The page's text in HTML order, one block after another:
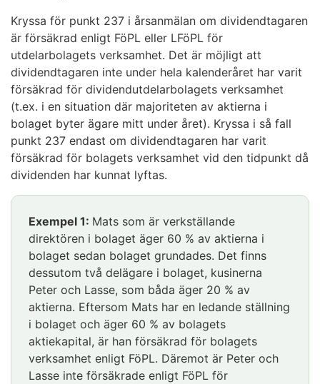
Kryssa för punkt 237 i årsanmälan om dividendtagaren
är försäkrad enligt FöPL eller LFöPL för
utdelarbolagets verksamhet. Det är möjligt att
dividendtagaren inte under hela kalenderåret har varit
försäkrad för dividendutdelarbolagets verksamhet
(t.ex. i en situation där majoriteten av aktierna i
bolaget byter ägare mitt under året). Kryssa i så fall
punkt 237 endast om dividendtagaren har varit
försäkrad för bolagets verksamhet vid den tidpunkt då
dividenden har kunnat lyftas.
Exempel 1: Mats som är verkställande
direktören i bolaget äger 60 % av aktierna i
bolaget sedan bolaget grundades. Det finns
dessutom två delägare i bolaget, kusinerna
Peter och Lasse, som båda äger 20 % av
aktierna. Eftersom Mats har en ledande ställning
i bolaget och äger 60 % av bolagets
aktiekapital, är han försäkrad för bolagets
verksamhet enligt FöPL. Däremot är Peter och
Lasse inte försäkrade enligt FöPL för